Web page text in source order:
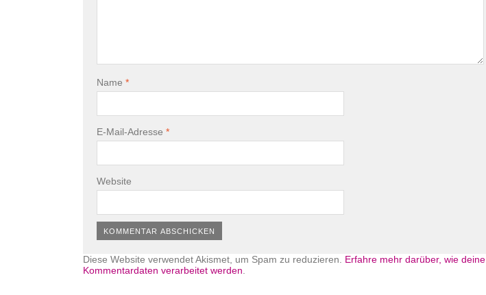
Name *
E-Mail-Adresse *
Website
Diese Website verwendet Akismet, um Spam zu reduzieren. Erfahre mehr darüber, wie deine
Kommentardaten verarbeitet werden